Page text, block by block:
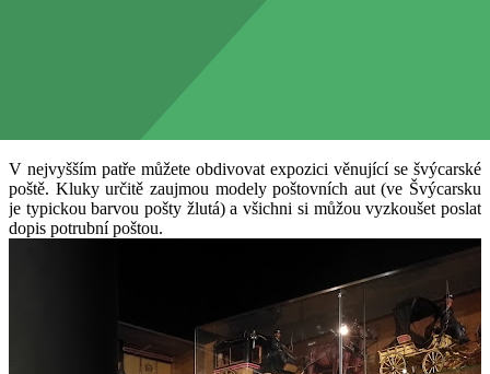
exhibition the Postal Museum and an exhibition depicting the
Poštovní muzeum
V nejvyšším patře můžete obdivovat expozici věnující se švýcarské
poště. Kluky určitě zaujmou modely poštovních aut (ve Švýcarsku
je typickou barvou pošty žlutá) a všichni si můžou vyzkoušet poslat
dopis potrubní poštou.